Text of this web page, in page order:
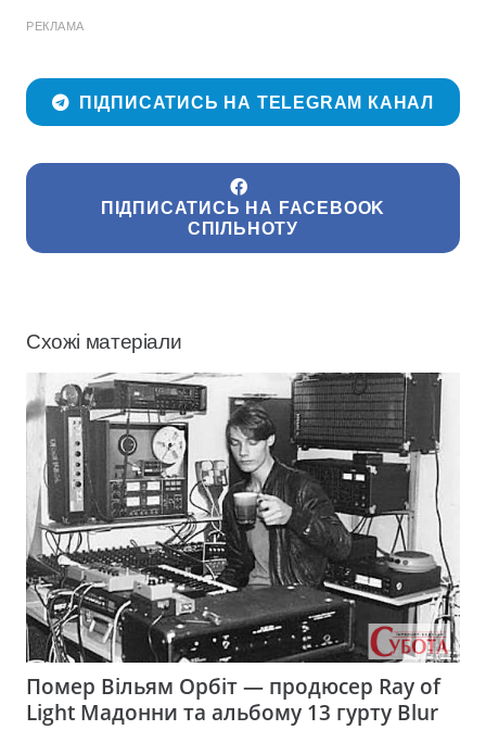
РЕКЛАМА
ПІДПИСАТИСЬ НА TELEGRAM КАНАЛ
ПІДПИСАТИСЬ НА FACEBOOK
СПІЛЬНОТУ
Схожі матеріали
Помер Вільям Орбіт — продюсер Ray of
Light Мадонни та альбому 13 гурту Blur